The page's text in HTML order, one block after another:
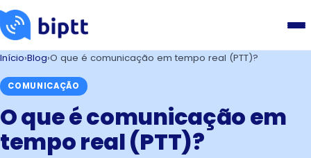
Início›Blog›O que é comunicação em tempo real (PTT)?
COMUNICAÇÃO
O que é comunicação em
tempo real (PTT)?